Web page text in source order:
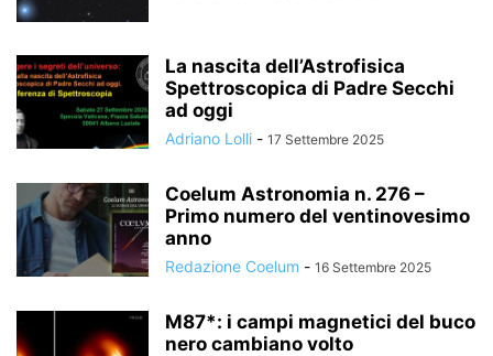
La nascita dell’Astrofisica
Spettroscopica di Padre Secchi
ad oggi
Adriano Lolli - 17 Settembre 2025
Coelum Astronomia n. 276 –
Primo numero del ventinovesimo
anno
Redazione Coelum - 16 Settembre 2025
M87*: i campi magnetici del buco
nero cambiano volto